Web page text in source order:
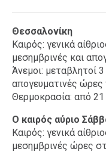
Θεσσαλονίκη
Καιρός: γενικά
μεσημβρινές και
Άνεμοι: μεταβλητοί
απογευματινές ώρες
Θερμοκρασία: από
Ο καιρός αύριο
Καιρός: γενικά
μεσημβρινές ώρες